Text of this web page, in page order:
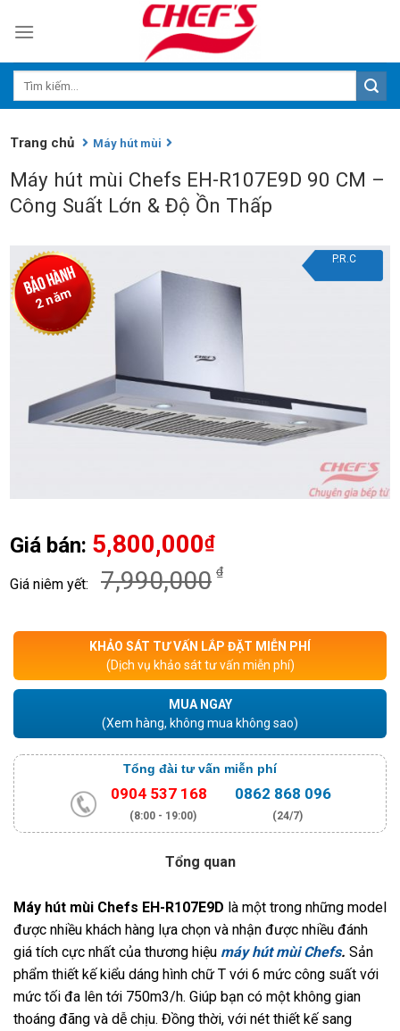
Trang chủ Máy hút mùi
Máy hút mùi Chefs EH-R107E9D 90 CM –
Công Suất Lớn & Độ Ồn Thấp
2 năm
P.R.C
Giá bán: 5,800,000₫
Giá niêm yết: 7,990,000 ₫
KHẢO SÁT TƯ VẤN LẮP ĐẶT MIỄN PHÍ
(Dịch vụ khảo sát tư vấn miễn phí)
MUA NGAY
(Xem hàng, không mua không sao)
Tổng đài tư vấn miễn phí
0904 537 168
(8:00 - 19:00)
0862 868 096
(24/7)
Tổng quan
Máy hút mùi Chefs EH-R107E9D là một trong những model
được nhiều khách hàng lựa chọn và nhận được nhiều đánh
giá tích cực nhất của thương hiệu máy hút mùi Chefs. Sản
phẩm thiết kế kiểu dáng hình chữ T với 6 mức công suất với
mức tối đa lên tới 750m3/h. Giúp bạn có một không gian
thoáng đãng và dễ chịu. Đồng thời, với nét thiết kế sang